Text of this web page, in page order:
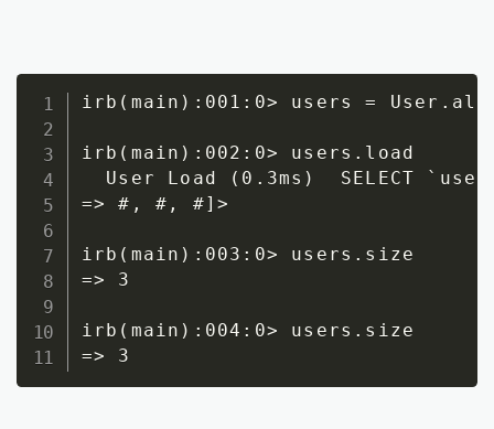
irb(main):001:0> users = User.all
irb(main):002:0> users.load
User Load (0.3ms)  SELECT
=> #, #, #]>
irb(main):003:0> users.size
=> 3
irb(main):004:0> users.size